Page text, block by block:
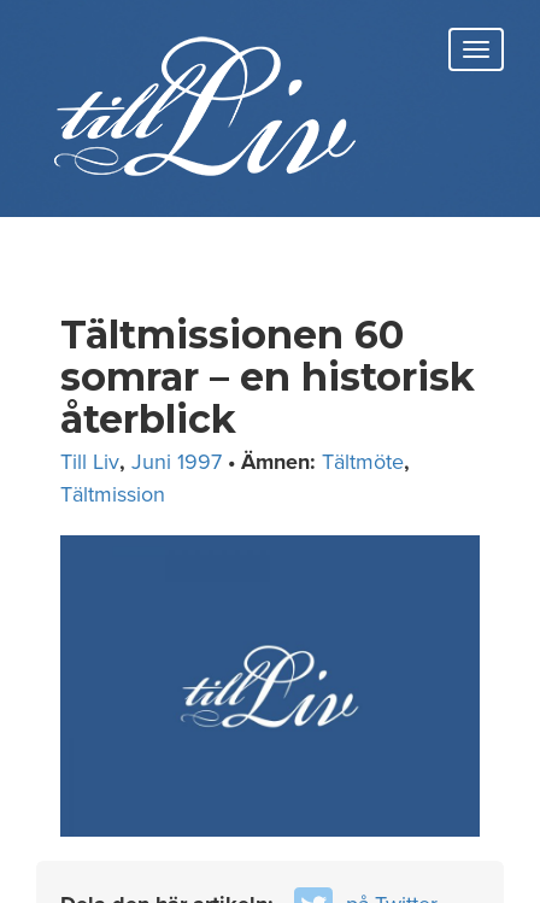
Tältmissionen 60
somrar – en historisk
återblick
Till Liv, Juni 1997 • Ämnen: Tältmöte,
Tältmission